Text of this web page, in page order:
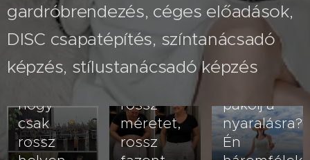
gardróbrendezés, céges előadások,
DISC csapatépítés, színtanácsadó
képzés, stílustanácsadó képzés
2026.08.03
Nem
veled van
hogy
csak
rossz
2026.07.26
A fehér
nadrág
kövérít –
rossz
méretet,
rossz
2026.07.23
Hogyan
pakolj a
nyaralásra?
Én